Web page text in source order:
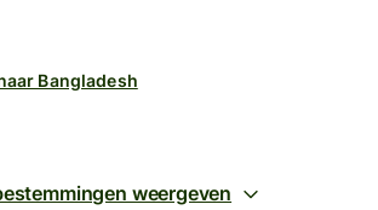
Bangladesh
weergeven